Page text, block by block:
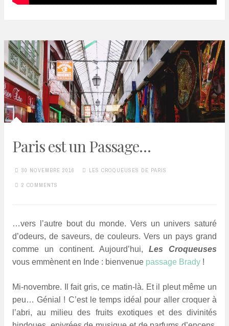
Paris est un Passage…
30 NOVEMBRE 2016 LES CROQUEUSES DE PARIS
2 COMMENTS
…vers l’autre bout du monde. Vers un univers saturé
d’odeurs, de saveurs, de couleurs. Vers un pays grand
comme un continent. Aujourd’hui,Les Croqueuses
vous emmènent en Inde : bienvenue passage Brady !
Mi-novembre. Il fait gris, ce matin-là. Et il pleut même un
peu… Génial ! C’est le temps idéal pour aller croquer à
l’abri, au milieu des fruits exotiques et des divinités